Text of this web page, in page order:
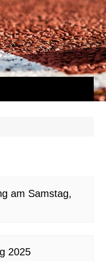
am Samstag,
2025